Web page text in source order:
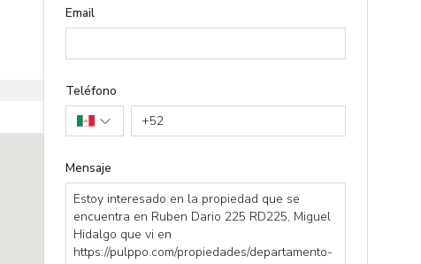
Email
Teléfono
+52
Mensaje